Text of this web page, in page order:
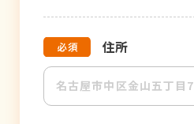
住所